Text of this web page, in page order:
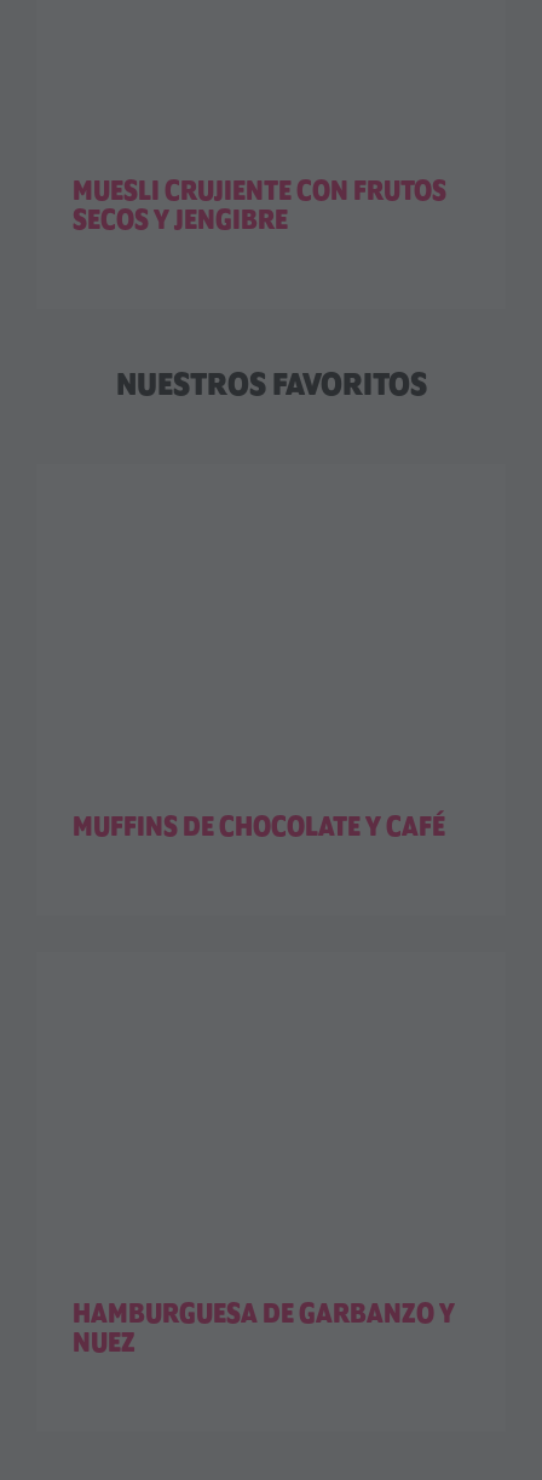
MUESLI CRUJIENTE CON FRUTOS
SECOS Y JENGIBRE
NUESTROS FAVORITOS
MUFFINS DE CHOCOLATE Y CAFÉ
HAMBURGUESA DE GARBANZO Y
NUEZ